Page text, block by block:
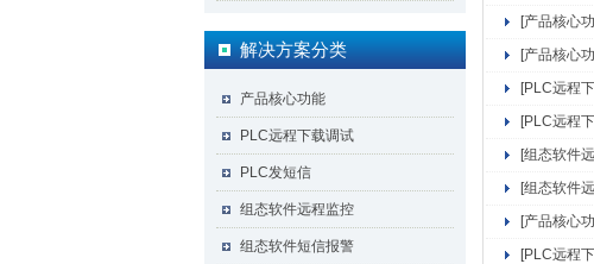
解决方案分类
产品核心功能
PLC远程下载调试
PLC发短信
组态软件远程监控
组态软件短信报警
[产品核心
[产品核心
[PLC远程
[PLC远程
[组态软件
[组态软件
[产品核心
[PLC远程